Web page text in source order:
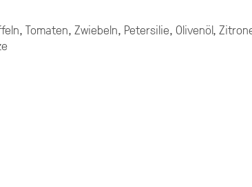
Tomaten, Zwiebeln, Petersilie, Olivenöl,